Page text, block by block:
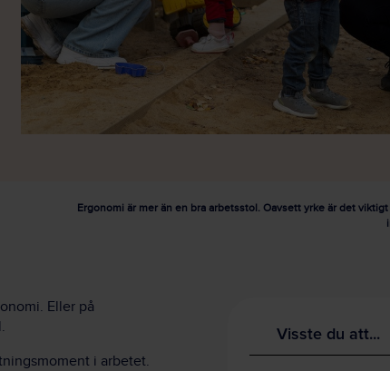
Ergonomi är mer än en bra arbetsstol. Oavsett yrke är det
Eller på
i arbetet.
Visste du att...